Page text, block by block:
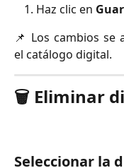
Haz clic en
📌 Los cambios se
el catálogo digital.
🗑️ Eliminar
Seleccionar la